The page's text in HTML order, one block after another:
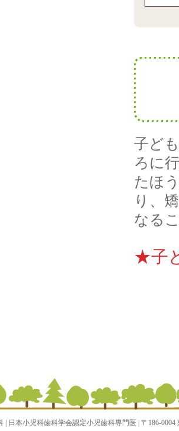
子ど
ろに
たほ
り、
なる
★子
| 日本小児科歯科学会認定小児歯科専門医 | 〒186-0004